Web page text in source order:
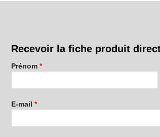
Recevoir la fiche produit
Prénom *
E-mail *